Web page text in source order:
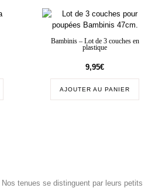
Bambinis – Lot de 3 couches en
plastique
9,95€
AJOUTER AU PANIER
tenues se distinguent par leurs petits